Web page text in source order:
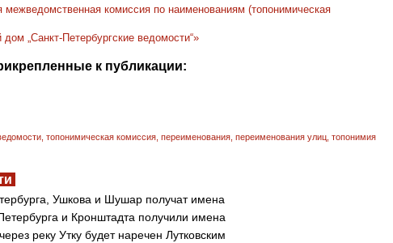
межведомственная комиссия по наименованиям (топонимическая
„Санкт-Петербургские ведомости“»
к публикации:
топонимическая комиссия переименования переименования улиц топонимия
Ушкова и Шушар получат имена
и Кронштадта получили имена
реку Утку будет наречен Лутковским